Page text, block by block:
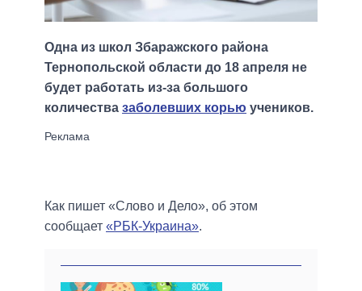
Одна из школ Збаражского района
Тернопольской области до 18 апреля не
будет работать из-за большого
количества заболевших корью учеников.
Как пишет «Слово и Дело», об этом
сообщает «РБК-Украина».